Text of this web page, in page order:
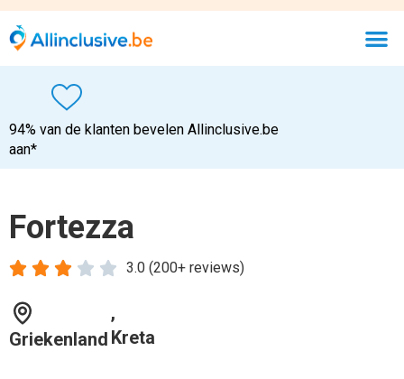
94% van de klanten bevelen Allinclusive.be
aan*
Fortezza
3.0 (200+ reviews)
    
Griekenland
,
Kreta